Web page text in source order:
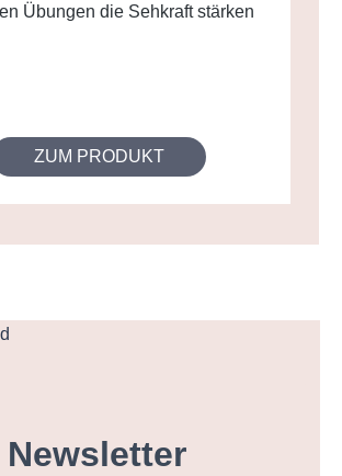
Übungen die Sehkraft stärken
ZUM PRODUKT
Newsletter